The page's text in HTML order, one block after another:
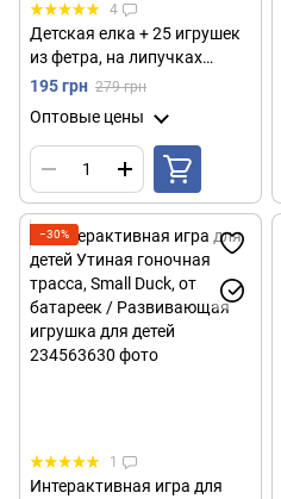
4
Детская елка + 25 игрушек
из фетра, на липучках
(100х59см) Chrismas Free /
детей
195 грн 279 грн
Оптовые цены
−30%
1
Интерактивная игра для